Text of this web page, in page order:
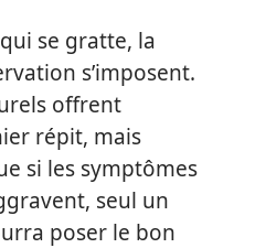
se gratte, la
s’imposent.
offrent
répit, mais
si les symptômes
seul un
poser le bon